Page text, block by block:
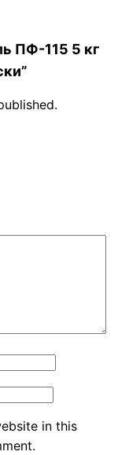
ПФ-115 5 кг
in this